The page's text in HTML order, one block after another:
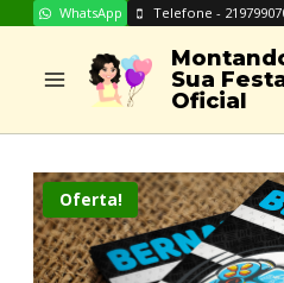
Skip
content
WhatsApp Telefone -
Sua
Oficial
Oferta!